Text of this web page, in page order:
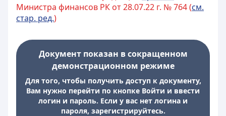
Министра финансов РК от 28.07.22 г. № 764 (см.
стар. ред.)
Документ показан в сокращенном
демонстрационном режиме
Для того, чтобы получить доступ к документу,
Вам нужно перейти по кнопке Войти и ввести
логин и пароль. Если у вас нет логина и
пароля, зарегистрируйтесь.